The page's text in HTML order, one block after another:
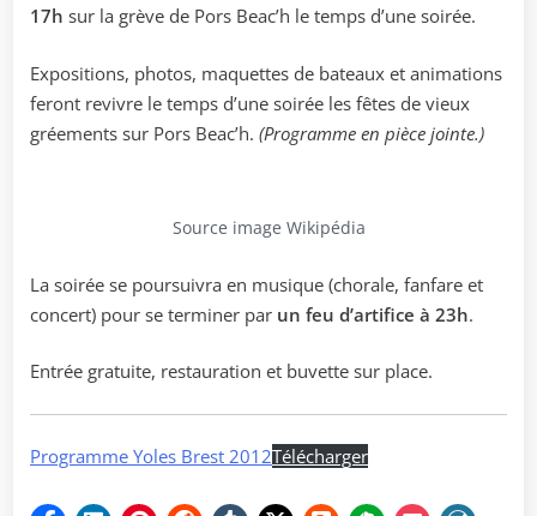
17h sur la grève de Pors Beac’h le temps d’une soirée.
Expositions, photos, maquettes de bateaux et animations
feront revivre le temps d’une soirée les fêtes de vieux
gréements sur Pors Beac’h. (Programme en pièce jointe.)
Source image Wikipédia
La soirée se poursuivra en musique (chorale, fanfare et
concert) pour se terminer par un feu d’artifice à 23h.
Entrée gratuite, restauration et buvette sur place.
Programme Yoles Brest 2012Télécharger